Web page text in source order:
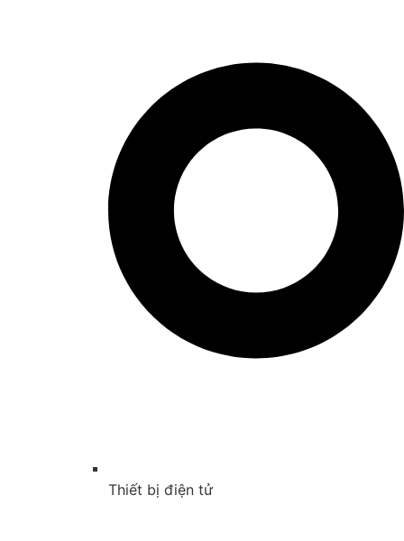
Thiết bị điện tử